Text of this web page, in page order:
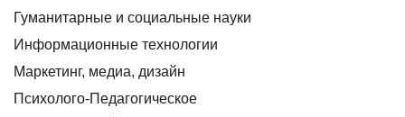
Гуманитарные и социальные науки
Информационные технологии
Маркетинг, медиа, дизайн
Психолого-Педагогическое